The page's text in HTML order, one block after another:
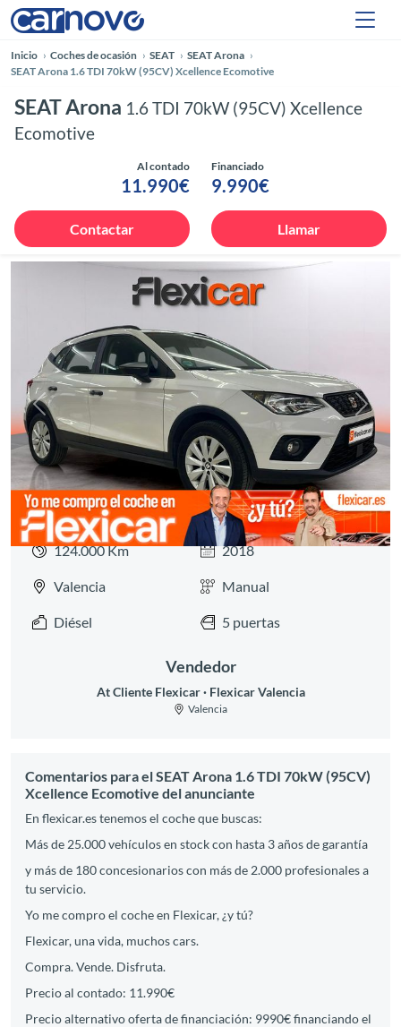
Inicio Coches de ocasión SEAT
SEAT Arona
SEAT Arona 1.6 TDI 70kW (95CV) Xcellence Ecomotive
SEAT Arona 1.6 TDI 70kW (95CV) Xcellence
Ecomotive
Al contado
11.990€
Financiado
9.990€
Contactar Llamar
Anterior
124.000 Km 2018
Valencia Manual
Diésel 5 puertas
Vendedor
At Cliente Flexicar Flexicar Valencia
Valencia
Comentarios para el SEAT Arona 1.6 TDI 70kW (95CV)
Xcellence Ecomotive del anunciante
En flexicar.es tenemos el coche que buscas:
Más de 25.000 vehículos en stock con hasta 3 años de garantía
y más de 180 concesionarios con más de 2.000 profesionales a
tu servicio.
Yo me compro el coche en Flexicar, ¿y tú?
Flexicar, una vida, muchos cars.
Compra. Vende. Disfruta.
Precio al contado: 11.990€
Precio alternativo oferta de financiación: 9990€ financiando el